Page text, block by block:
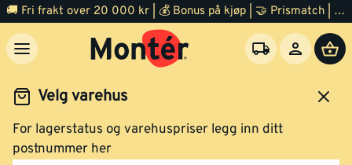
🚚 Fri frakt over 20 000 kr | 💰 Bonus på kjøp | 🤝 Prismatch | ⭐ 100% fornøyd garanti | 🏪 140 byggevarehus
Velg varehus
For lagerstatus og varehuspriser legg inn ditt
postnummer her
Armering og forskaling
Vikingstag 12.5-25-12.5